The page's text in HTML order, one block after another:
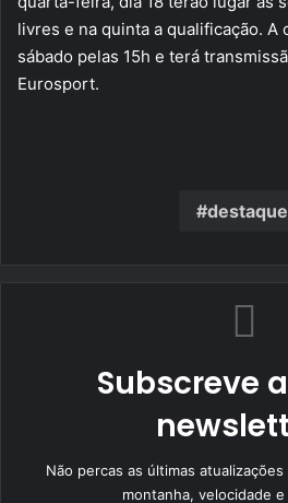
livres e na quinta a qualificação. A
sábado pelas 15h e terá
Eurosport.
destaque
Subscreve
Não percas as últimas
montanha, velocidade